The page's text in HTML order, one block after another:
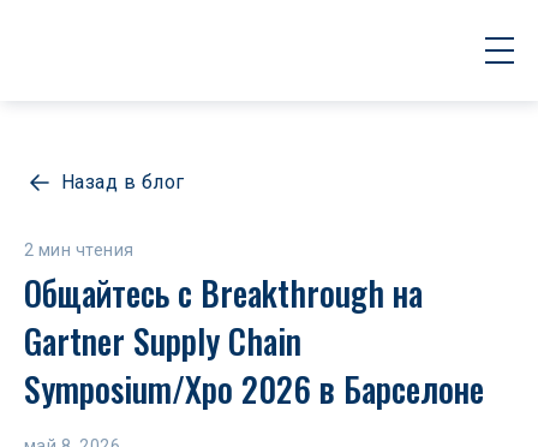
Назад в блог
2 мин чтения
Общайтесь с Breakthrough на
Gartner Supply Chain
Symposium/Xpo 2026 в Барселоне